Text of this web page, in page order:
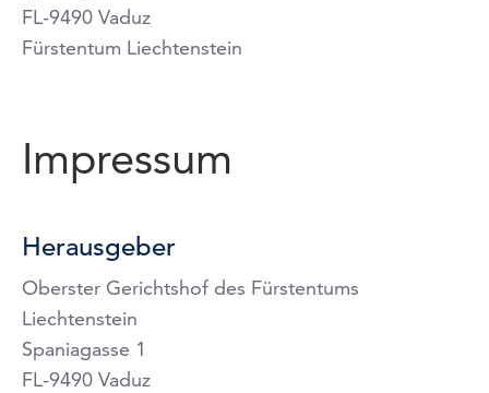
FL-9490 Vaduz
Fürstentum Liechtenstein
Imp­ressum
Herausgeber
Oberster Gerichtshof des Fürstentums
Liechtenstein
Spaniagasse 1
FL-9490 Vaduz